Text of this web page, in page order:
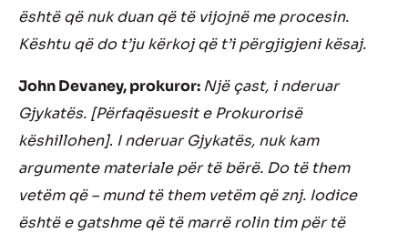
është që nuk duan që të vijojnë me procesin.
Kështu që do t’ju kërkoj që t’i përgjigjeni kësaj.
John Devaney, prokuror:Një çast, i nderuar
Gjykatës. [Përfaqësuesit e Prokurorisë
këshillohen]. I nderuar Gjykatës, nuk kam
argumente materiale për të bërë. Do të them
vetëm që – mund të them vetëm që znj. Iodice
është e gatshme që të marrë rolin tim për të